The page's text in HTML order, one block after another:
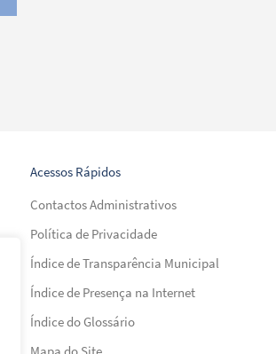
Acessos Rápidos
Contactos Administrativos
Política de Privacidade
Índice de Transparência Municipal
Índice de Presença na Internet
Índice do Glossário